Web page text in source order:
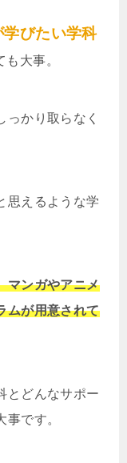
学びたい学科
大事。
かり取らなく
思えるような学
マンガやアニメ
ムが用意されて
とどんなサポー
事です。